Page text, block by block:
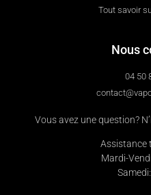
Tout savoir
Nous
04 50
Vous avez une question?
Assistance
Mardi-